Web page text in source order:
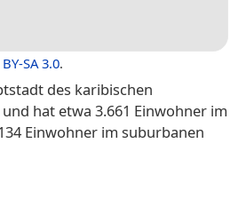
BY-SA 3.0.
des karibischen
und hat etwa 3.661 Einwohner im
Einwohner im suburbanen